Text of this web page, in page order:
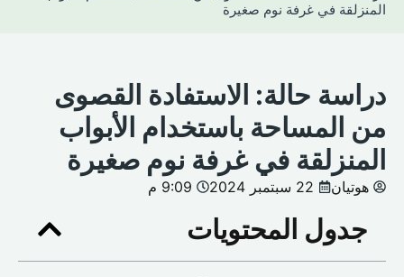
المنزلقة في غرفة نوم صغيرة
دراسة حالة: الاستفادة القصوى
من المساحة باستخدام الأبواب
المنزلقة في غرفة نوم صغيرة
هوتيان 22 سبتمبر 2024 9:09 م
جدول المحتويات